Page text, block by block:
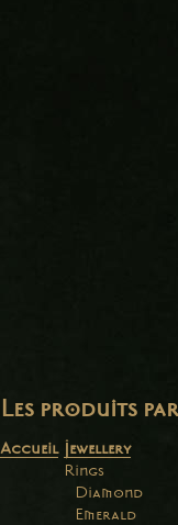
Les produits
Accueil Jewellery
Rings
Diamond
Emerald